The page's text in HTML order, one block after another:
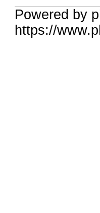
Powered by
https://